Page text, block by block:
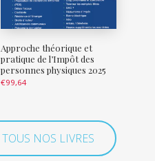
Approche théorique et
pratique de l’Impôt des
personnes physiques 2025
€99,64
TOUS NOS LIVRES